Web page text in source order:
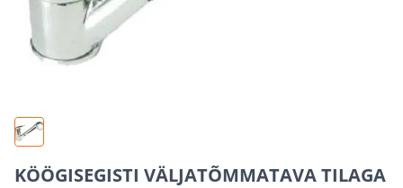
KÖÖGISEGISTI VÄLJATÕMMATAVA TILAGA